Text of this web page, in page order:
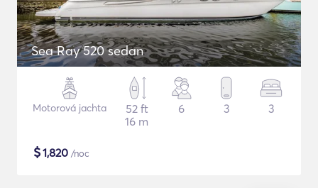
Sea Ray 520 sedan
Motorová jachta
52 ft
16 m
6 3 3
$1,820 /noc